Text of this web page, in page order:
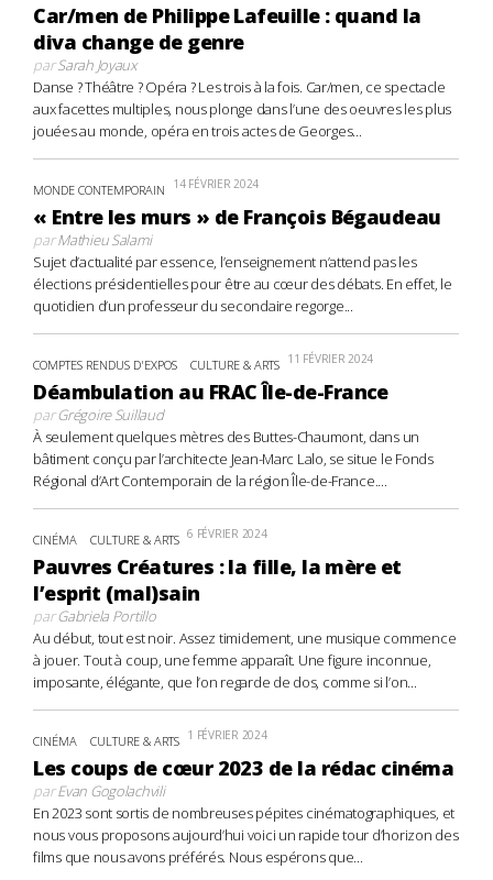
Car/men de Philippe Lafeuille : quand la
diva change de genre
parSarah Joyaux
Danse ? Théâtre ? Opéra ? Les trois à la fois. Car/men, ce spectacle
aux facettes multiples, nous plonge dans l’une des oeuvres les plus
jouées au monde, opéra en trois actes de Georges...
MONDE CONTEMPORAIN 14 FÉVRIER 2024
« Entre les murs » de François Bégaudeau
parMathieu Salami
Sujet d’actualité par essence, l’enseignement n’attend pas les
élections présidentielles pour être au cœur des débats. En effet, le
quotidien d’un professeur du secondaire regorge...
COMPTES RENDUS D'EXPOS CULTURE & ARTS 11 FÉVRIER 2024
Déambulation au FRAC Île-de-France
parGrégoire Suillaud
À seulement quelques mètres des Buttes-Chaumont, dans un
bâtiment conçu par l’architecte Jean-Marc Lalo, se situe le Fonds
Régional d’Art Contemporain de la région Île-de-France....
CINÉMA CULTURE & ARTS 6 FÉVRIER 2024
Pauvres Créatures : la fille, la mère et
l’esprit (mal)sain
parGabriela Portillo
Au début, tout est noir. Assez timidement, une musique commence
à jouer. Tout à coup, une femme apparaît. Une figure inconnue,
imposante, élégante, que l’on regarde de dos, comme si l’on...
CINÉMA CULTURE & ARTS 1 FÉVRIER 2024
Les coups de cœur 2023 de la rédac cinéma
parEvan Gogolachvili
En 2023 sont sortis de nombreuses pépites cinématographiques, et
nous vous proposons aujourd’hui voici un rapide tour d’horizon des
films que nous avons préférés. Nous espérons que...